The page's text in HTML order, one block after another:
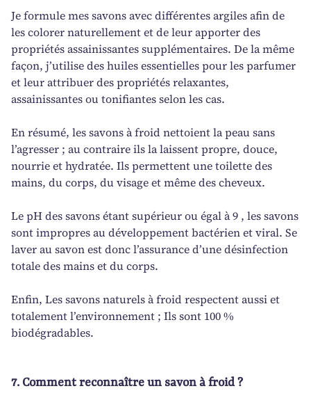
Je formule mes savons avec différentes argiles afin de
les colorer naturellement et de leur apporter des
propriétés assainissantes supplémentaires. De la même
façon, j’utilise des huiles essentielles pour les parfumer
et leur attribuer des propriétés relaxantes,
assainissantes ou tonifiantes selon les cas.
En résumé, les savons à froid nettoient la peau sans
l’agresser ; au contraire ils la laissent propre, douce,
nourrie et hydratée. Ils permettent une toilette des
mains, du corps, du visage et même des cheveux.
Le pH des savons étant supérieur ou égal à 9 , les savons
sont impropres au développement bactérien et viral. Se
laver au savon est donc l’assurance d’une désinfection
totale des mains et du corps.
Enfin, Les savons naturels à froid respectent aussi et
totalement l’environnement ; Ils sont 100 %
biodégradables.
7. Comment reconnaître un savon à froid ?